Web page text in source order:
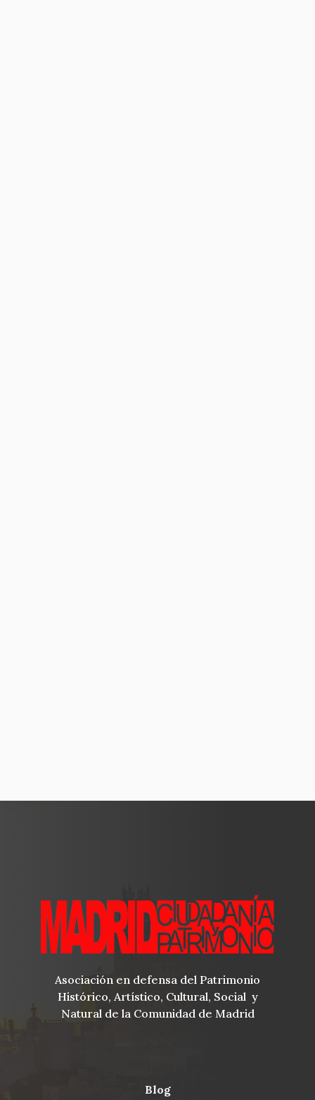
Asociación en defensa del Patrimonio
Histórico, Artístico, Cultural, Social y
Natural de la Comunidad de Madrid
blog